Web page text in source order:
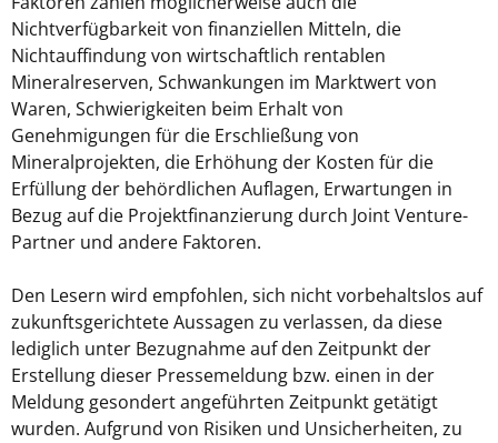
Nichtverfügbarkeit von finanziellen Mitteln, die
Nichtauffindung von wirtschaftlich rentablen
Mineralreserven, Schwankungen im Marktwert von
Waren, Schwierigkeiten beim Erhalt von
Genehmigungen für die Erschließung von
Mineralprojekten, die Erhöhung der Kosten für die
Erfüllung der behördlichen Auflagen, Erwartungen in
Bezug auf die Projektfinanzierung durch Joint Venture-
Partner und andere Faktoren.
Den Lesern wird empfohlen, sich nicht vorbehaltslos auf
zukunftsgerichtete Aussagen zu verlassen, da diese
lediglich unter Bezugnahme auf den Zeitpunkt der
Erstellung dieser Pressemeldung bzw. einen in der
Meldung gesondert angeführten Zeitpunkt getätigt
wurden. Aufgrund von Risiken und Unsicherheiten, zu